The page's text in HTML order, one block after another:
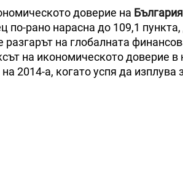
доверие на България
по-рано нарасна до 109,1
на глобалната
на икономическото доверие в
2014-а, когато успя да изплува